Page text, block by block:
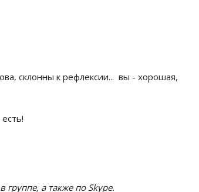
склонны к рефлексии... вы - хорошая,
а также по Skype.